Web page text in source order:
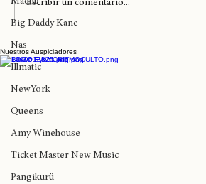
Rapsody
Madlib
Big Daddy Kane
Nas
Illmatic
NewYork
Queens
Amy Winehouse
Ticket Master New Music
Movistar Arena
Escribir un comentario...